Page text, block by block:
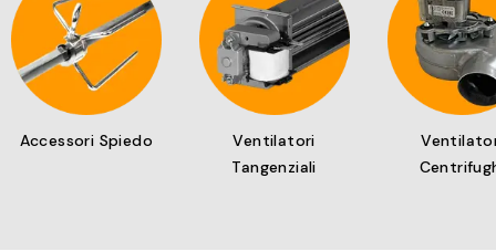
Accessori Spiedo
Ventilatori
Tangenziali